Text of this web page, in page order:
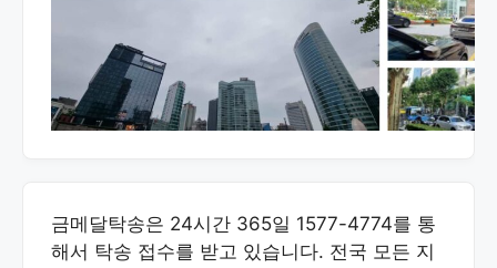
금메달탁송은 24시간 365일 1577-4774를 통
해서 탁송 접수를 받고 있습니다. 전국 모든 지